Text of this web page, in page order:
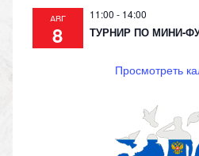
АВГ
8
11:00 - 14:00
ТУРНИР ПО МИНИ-
Просмотреть